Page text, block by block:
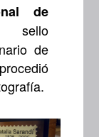
de
sello
de